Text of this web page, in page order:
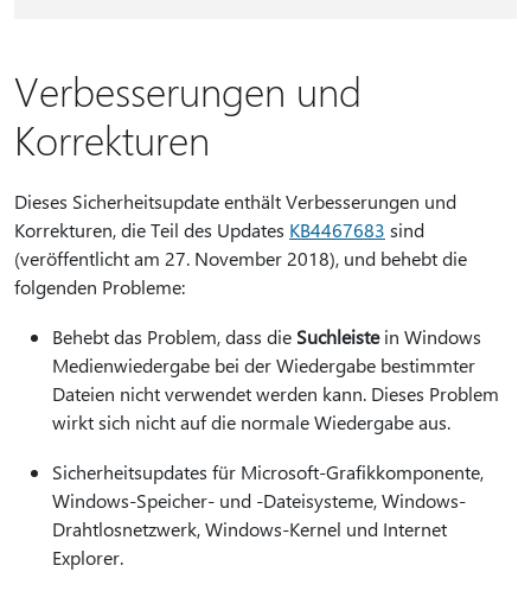
Verbesserungen und
Korrekturen
Dieses Sicherheitsupdate enthält Verbesserungen und
Korrekturen, die Teil des Updates KB4467683 sind
(veröffentlicht am 27. November 2018), und behebt die
folgenden Probleme:
Behebt das Problem, dass die Suchleistein Windows
Medienwiedergabe bei der Wiedergabe bestimmter
Dateien nicht verwendet werden kann. Dieses Problem
wirkt sich nicht auf die normale Wiedergabe aus.
Sicherheitsupdates für Microsoft-Grafikkomponente,
Windows-Speicher- und -Dateisysteme, Windows-
Drahtlosnetzwerk, Windows-Kernel und Internet
Explorer.